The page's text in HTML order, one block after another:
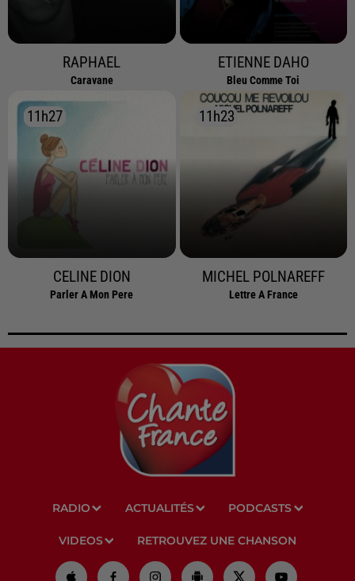
RAPHAEL
Caravane
ETIENNE DAHO
Bleu Comme Toi
11h27
11h27
CELINE DION
Parler A Mon Pere
11h23
11h23
MICHEL POLNAREFF
Lettre A France
RADIO ACTUALITÉS PODCASTS
VIDEOS RETROUVEZ UNE CHANSON